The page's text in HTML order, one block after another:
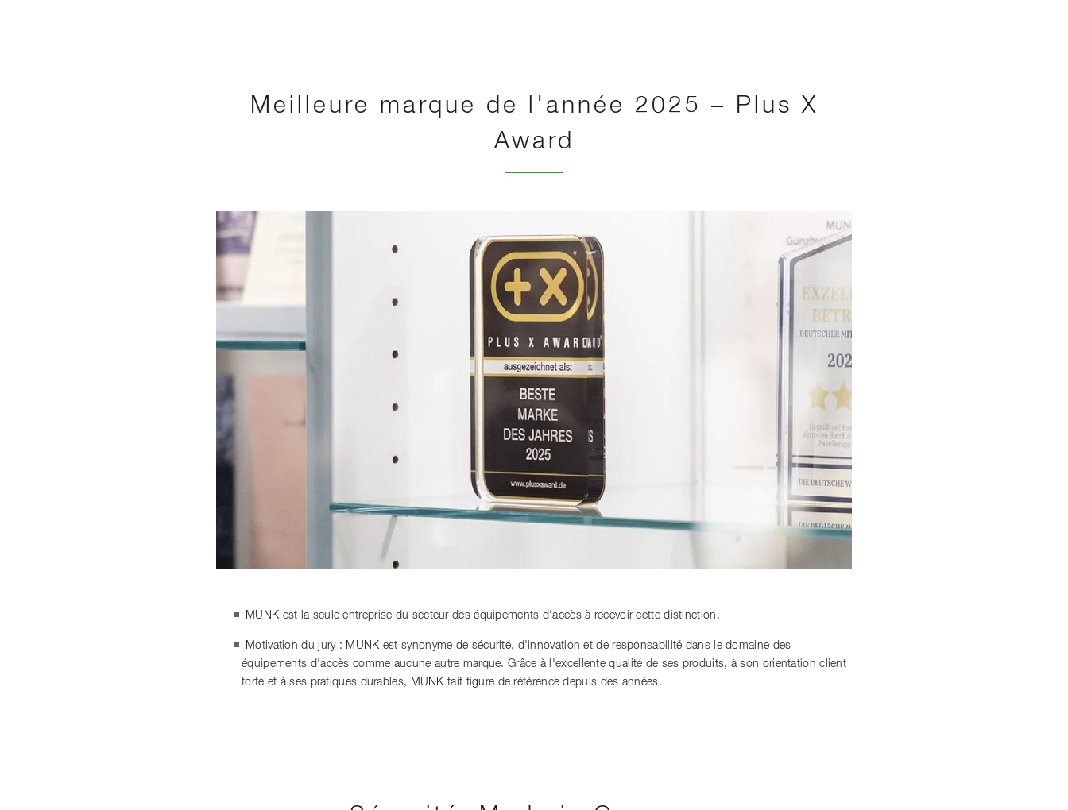
Meilleure marque de l'année 2025 – Plus X
Award
MUNK est la seule entreprise du secteur des équipements d'accès à recevoir cette distinction.
Motivation du jury : MUNK est synonyme de sécurité, d'innovation et de responsabilité dans le domaine des
équipements d'accès comme aucune autre marque. Grâce à l'excellente qualité de ses produits, à son orientation client
forte et à ses pratiques durables, MUNK fait figure de référence depuis des années.